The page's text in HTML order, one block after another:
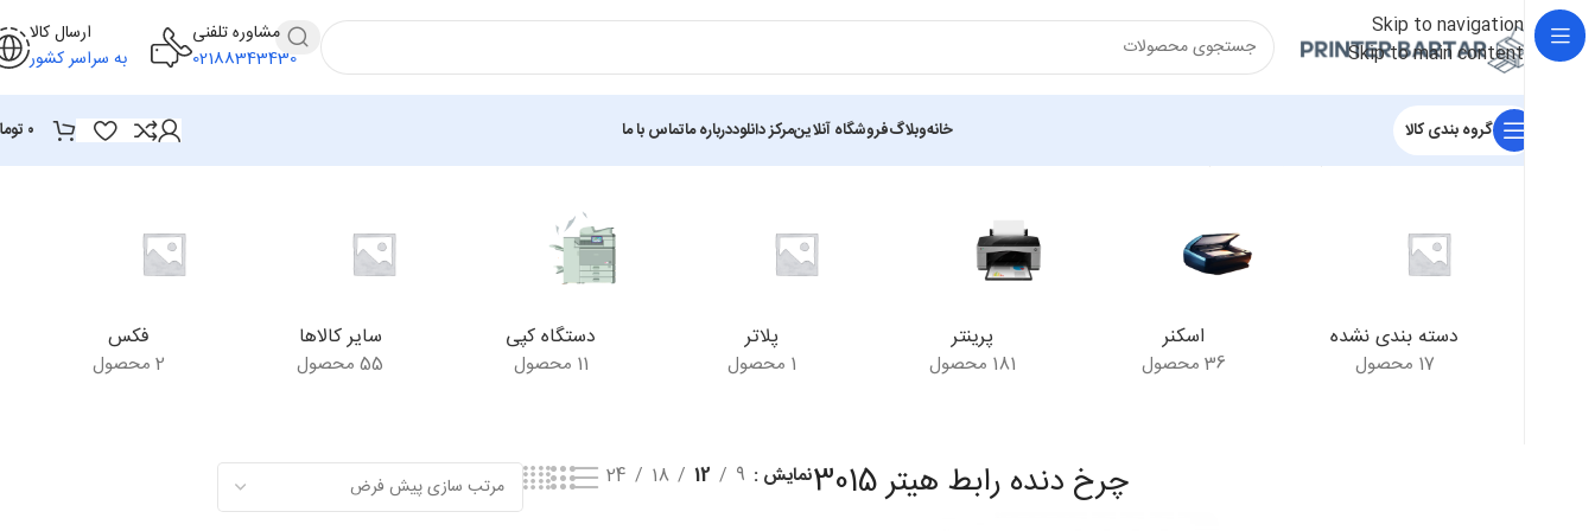
Skip to navigation
Skip to main content
مشاوره تلفنی
02188343430
ارسال کالا
به سراسر کشور
گروه بندی کالا خانهوبلاگفروشگاه آنلاینمرکز دانلوددرباره ماتماس با ما ۰
خانه/محصولات برچسب خورده “چرخ دنده رابط هیتر 3015”
دسته بندی نشده
17 محصول
اسکنر
36 محصول
پرینتر
181 محصول
پلاتر
1 محصول
دستگاه کپی
11 محصول
سایر کالاها
55 محصول
فکس
2 محصول
چرخ دنده رابط هیتر 3015 نمایش 9
12
18
24